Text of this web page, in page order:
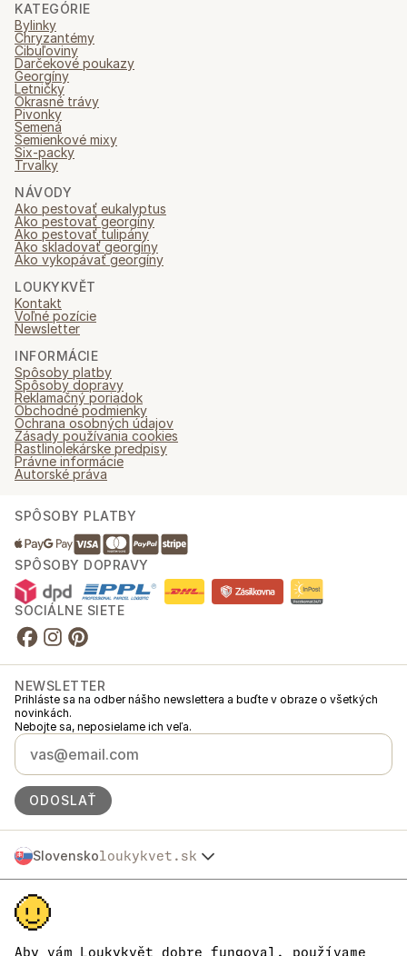
Aby vám Loukykvět dobre fungoval, používame
KATEGÓRIE
Bylinky
Chryzantémy
Cibuľoviny
Darčekové poukazy
Georgíny
Letničky
Okrasné trávy
Pivonky
Semená
Semienkové mixy
Six-packy
Trvalky
NÁVODY
Ako pestovať eukalyptus
Ako pestovať georgíny
Ako pestovať tulipány
Ako skladovať georgíny
Ako vykopávať georgíny
LOUKYKVĚT
Kontakt
Voľné pozície
Newsletter
INFORMÁCIE
Spôsoby platby
Spôsoby dopravy
Reklamačný poriadok
Obchodné podmienky
Ochrana osobných údajov
Zásady používania cookies
Rastlinolekárske predpisy
Právne informácie
Autorské práva
SPÔSOBY PLATBY
SPÔSOBY DOPRAVY
SOCIÁLNE SIETE
NEWSLETTER
Prihláste sa na odber nášho newslettera a buďte v obraze o všetkých
novinkách.
Nebojte sa, neposielame ich veľa.
ODOSLAŤ
Slovenskoloukykvet.sk
Česko
Polska
Österreich
Deutschland
France
Spoločnosť Loukykvět s.r.o. je zapísaná v Obchodnom registri
Mestského súdu v Prahe, oddiel C, vložka 268616.
EKF00180493.